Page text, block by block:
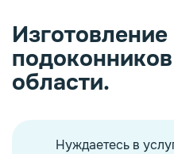
дерево
области.
Нуждаетесь в